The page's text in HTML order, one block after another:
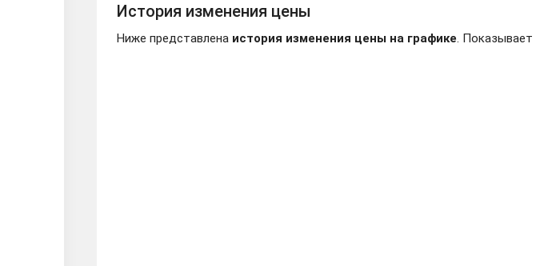
История изменения цены
Ниже представлена история изменения цены на графике. Показывает